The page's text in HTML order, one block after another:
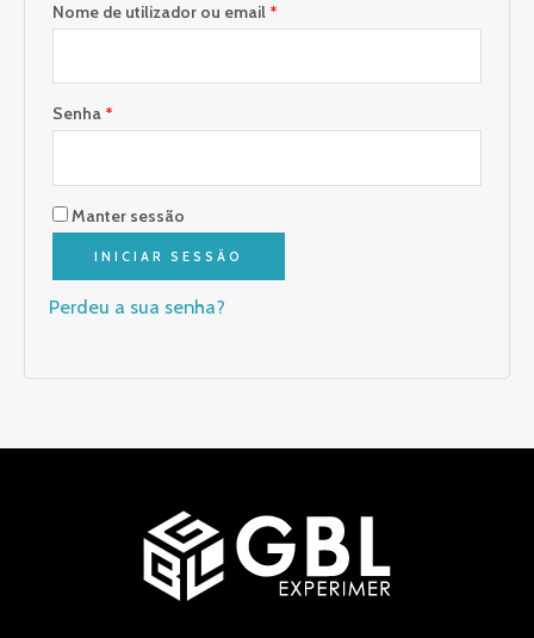
Nome de utilizador ou email *
Senha *
Manter sessão
INICIAR SESSÃO
Perdeu a sua senha?